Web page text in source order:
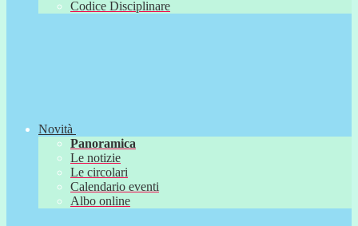
Codice Disciplinare
Novità
Panoramica
Le notizie
Le circolari
Calendario eventi
Albo online